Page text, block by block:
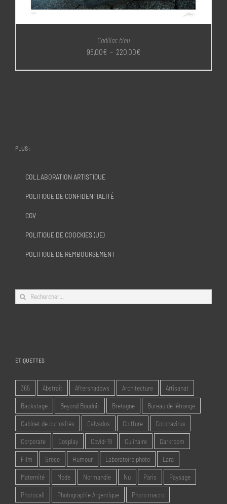
Cadillac bleu
95,00€ – 220,00€
prix :
PLUS :
COLLABORATION ARTISTIQUE
POLITIQUE DE CONFIDENTIALITÉ
CGV
POLITIQUE DE COOCKIES (UE)
POLITIQUE DE REMBOURSEMENT
Rechercher:
ÉTIQUETTES
365 Abstrait Aftershadows Architecture Artisanat
Backstage Beyond Boudoir Bretagne Bureau de l'étrange
Cabinet de curiosités Calvados Coiffure Coronavirus
Corporate Cosplay Covid-19 Culinaire Darkroom
Film Grèce Humour Laboratoire photo Lara
Maternité Mode Normandie Nu Paris Paysage
Photocall Photographie Argentique Photo macro